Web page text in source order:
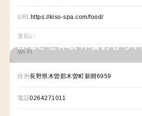
URLhttps://kiso-spa.com/food/
支払い
Wi-Fi
ふるさと体験 木曽おもち
住所長野県木曽郡木曽町新開6959
電話0264271011